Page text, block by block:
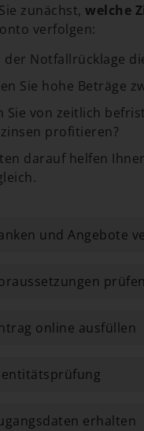
zunächst, welche
verfolgen:
der Notfallrücklage
Sie hohe Beträge
Sie von zeitlich
profitieren?
darauf helfen
und Angebote
prüfen​
online ausfüllen
erhalten